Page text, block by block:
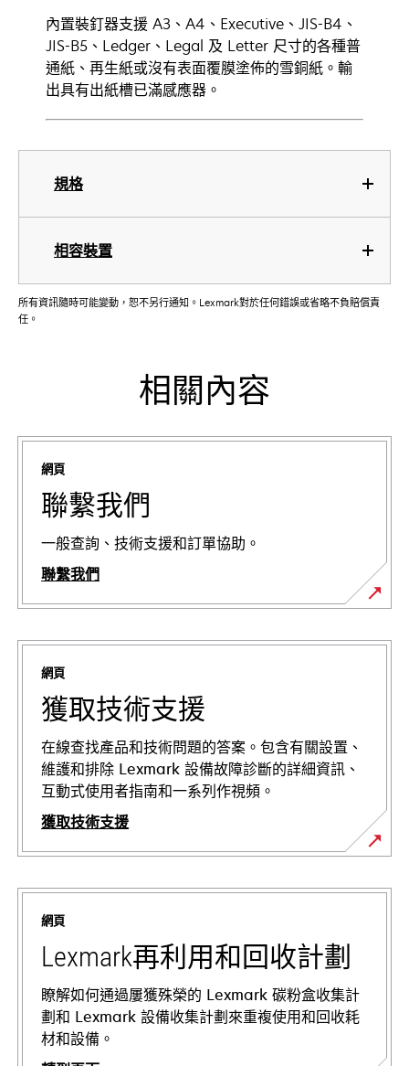
規格
相容裝置
內置裝釘器支援 A3、A4、Executive、JIS-B4、
JIS-B5、Ledger、Legal 及 Letter 尺寸的各種普
通紙、再生紙或沒有表面覆膜塗佈的雪銅紙。輸
出具有出紙槽已滿感應器。
所有資訊隨時可能變動，恕不另行通知。Lexmark對於任何錯誤或省略不負賠償責
任。
相關內容
網頁
聯繫我們
一般查詢、技術支援和訂單協助。
聯繫我們
網頁
獲取技術支援
在線查找產品和技術問題的答案。包含有關設置、
維護和排除 Lexmark 設備故障診斷的詳細資訊、
互動式使用者指南和一系列作視頻。
獲取技術支援
opens
in
new
tab
網頁
Lexmark再利用和回收計劃
瞭解如何通過屢獲殊榮的 Lexmark 碳粉盒收集計
劃和 Lexmark 設備收集計劃來重複使用和回收耗
材和設備。